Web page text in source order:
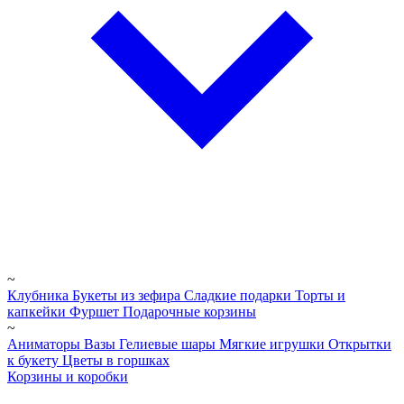
~
Клубника Букеты из зефира Сладкие подарки Торты и
капкейки Фуршет Подарочные корзины
~
Аниматоры Вазы Гелиевые шары Мягкие игрушки Открытки
к букету Цветы в горшках
Корзины и коробки